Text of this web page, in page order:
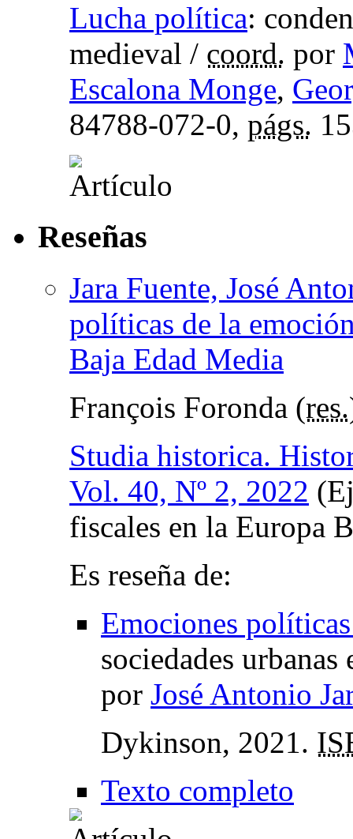
Lucha política:
medieval / coord. por
Escalona Monge,
84788-072-0, págs.
Reseñas
Jara Fuente, José
políticas de la
Baja Edad Media
François Foronda (res.
Studia historica.
Vol. 40, Nº 2, 2022
fiscales en la Europa
Es reseña de:
Emociones
sociedades
por José Antonio
Dykinson, 2021.
Texto completo